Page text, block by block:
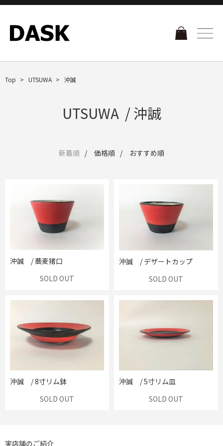
Top UTSUWA 沖誠
UTSUWA / 沖誠
新着順 価格順 おすすめ順
沖誠 / 蕎麦猪口
SOLD OUT
沖誠 / デザートカップ
SOLD OUT
沖誠 / 8寸リム鉢
SOLD OUT
沖誠 / 5寸リム皿
SOLD OUT
実店舗のご紹介